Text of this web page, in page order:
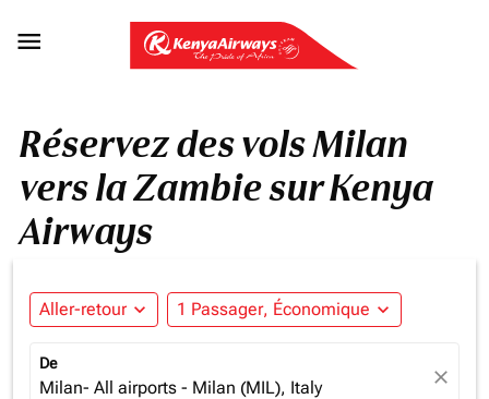

Réservez des vols Milan
vers la Zambie sur Kenya
Airways
Aller-retour expand_more 1 Passager, Économique expand_more
De
Milan- All airports - Milan (MIL), Italy close